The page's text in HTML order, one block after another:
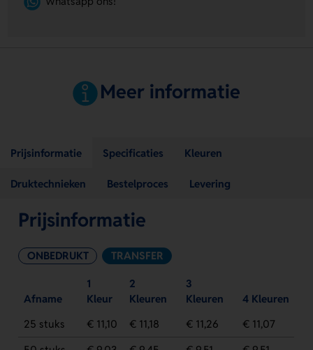
Meer informatie
Prijsinformatie Specificaties Kleuren
Druktechnieken Bestelproces Levering
Prijsinformatie
ONBEDRUKT TRANSFER
Afname
1
Kleur
2
Kleuren
3
Kleuren
4 Kleuren
25 stuks
€ 11,10 € 11,18 € 11,26
€ 11,07